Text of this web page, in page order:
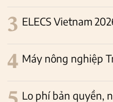
3 ELECS Vietnam
4 Máy nông nghiệp
Lo phí bản quyền,